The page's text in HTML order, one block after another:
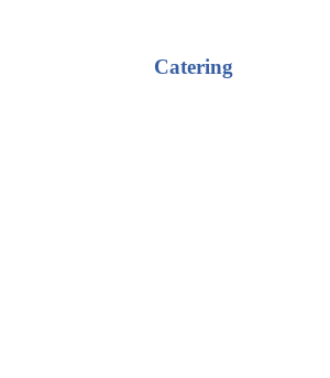
Catering